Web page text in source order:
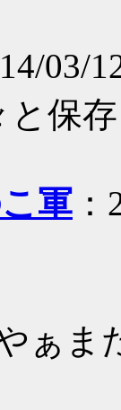
03/
と保
軍
ま